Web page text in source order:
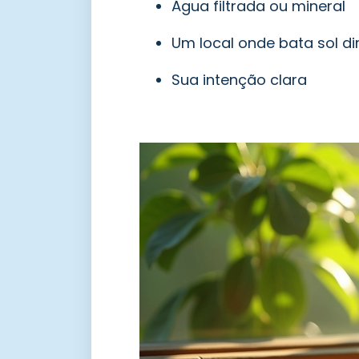
Água filtrada ou mineral
Um local onde bata sol
Sua intenção clara